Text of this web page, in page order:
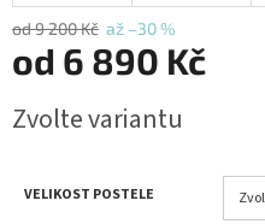
od 9 200 Kč až –30 %
od 6 890 Kč
cena:
Zvolte variantu
VELIKOST POSTELE